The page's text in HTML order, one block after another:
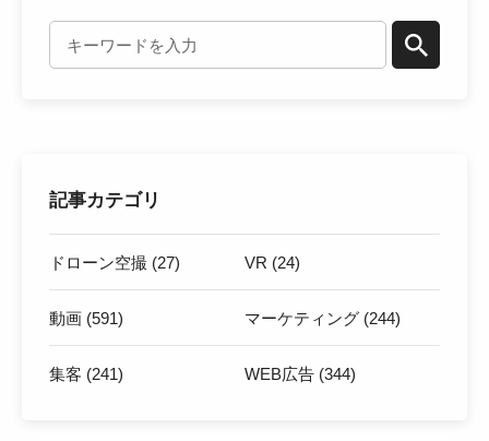
記事カテゴリ
ドローン空撮 (27) VR (24)
動画 (591) マーケティング (244)
集客 (241) WEB広告 (344)